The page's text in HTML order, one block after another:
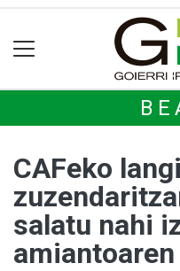
CAFeko
salatu nahi